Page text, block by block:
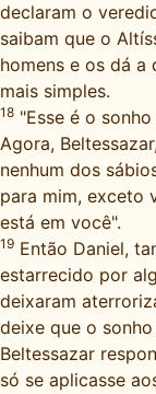
declaram o
saibam que o
homens e os dá a
mais simples.
18 "Esse é o
Agora,
nenhum dos
para mim, exceto
está em você".
19 Então Daniel,
estarrecido por
deixaram
deixe que o
Beltessazar
só se aplicasse